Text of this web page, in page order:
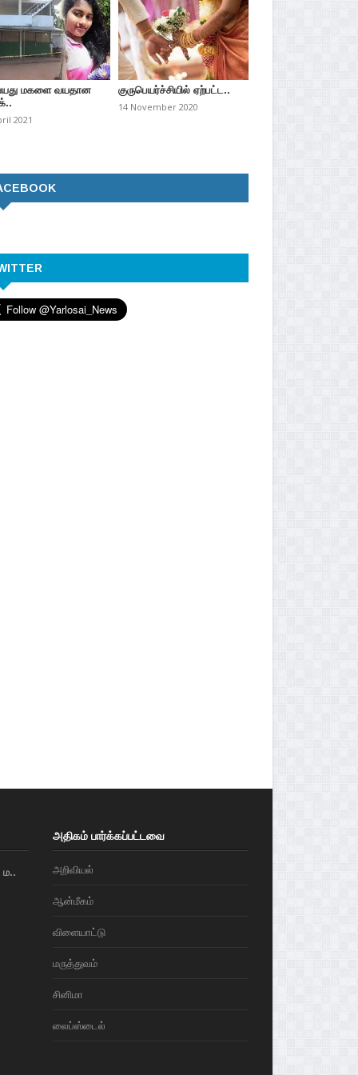
மகளை வயதான
2021
குருபெயர்ச்சியில் ஏற்பட்ட..
14 November 2020
அதிகம் பார்க்கப்பட்டவை
அறிவியல்
ஆன்மீகம்
விளையாட்டு
மரு‌த்துவ‌ம்
சினிமா
லைப்ஸ்டைல்